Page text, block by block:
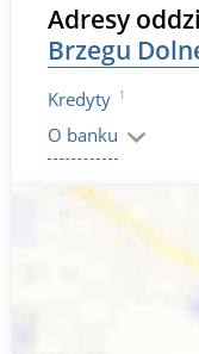
Adresy
Brzegu
Kredyty 1
O banku